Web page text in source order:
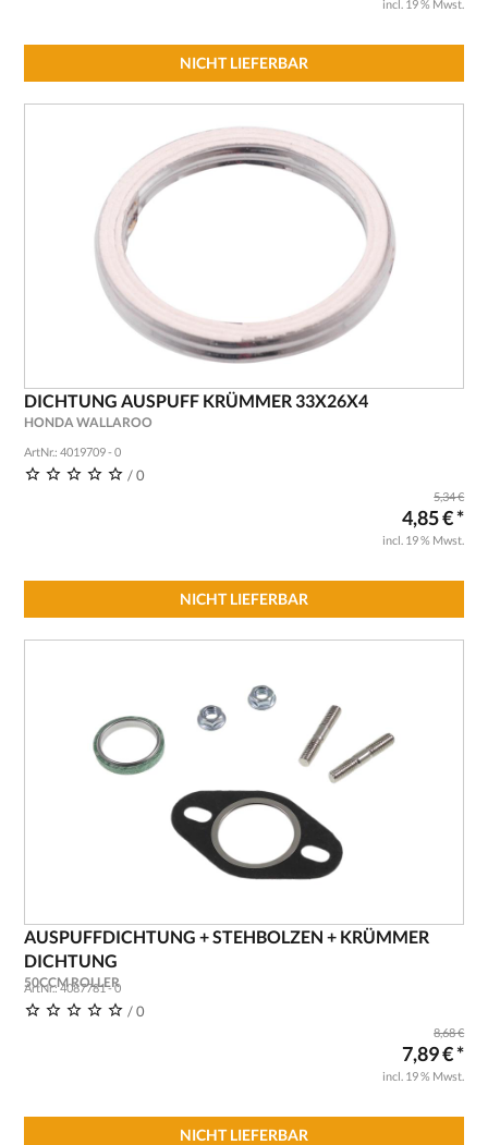
incl. 19 % Mwst.
NICHT LIEFERBAR
DICHTUNG AUSPUFF KRÜMMER 33X26X4
HONDA WALLAROO
ArtNr.: 4019709 - 0
/ 0
5,34 €
4,85 € *
incl. 19 % Mwst.
NICHT LIEFERBAR
AUSPUFFDICHTUNG + STEHBOLZEN + KRÜMMER
DICHTUNG
50CCM ROLLER
ArtNr.: 4087781 - 0
/ 0
8,68 €
7,89 € *
incl. 19 % Mwst.
NICHT LIEFERBAR